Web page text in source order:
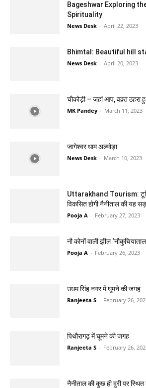
Bageshwar Exploring
Spirituality
News Desk - April 22, 2023
Bhimtal: Beautiful hill
News Desk - April 20, 2023
चौकोड़ी – जहां आप, वक़्त
MK Pandey - March 11, 2023
जागेश्वर धाम अल्मोड़ा
News Desk - March 10, 2023
Uttarakhand Tourism:
विकसित होगी नैनीताल की य‍ह
Pooja A - February 27, 2023
नौ कोनों वाली झील
Pooja A - February 26, 2023
उधम सिंह नगर में घूमने की जगह
Ranjeeta S - February 26,
पिथौरागढ़ में घूमने की जगह
Ranjeeta S - February 26,
नैनीताल की कुछ ही दुरी पर